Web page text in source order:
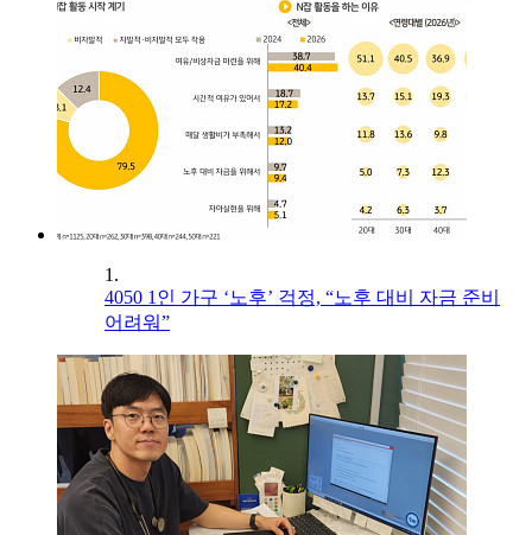
1.
4050 1인 가구 ‘노후’ 걱정, “노후 대비 자금 준비
어려워”